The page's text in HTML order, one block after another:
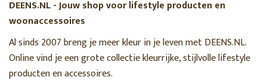
DEENS.NL - Jouw shop voor lifestyle producten en
woonaccessoires
Al sinds 2007 breng je meer kleur in je leven met DEENS.NL.
Online vind je een grote collectie kleurrijke, stijlvolle lifestyle
producten en accessoires.